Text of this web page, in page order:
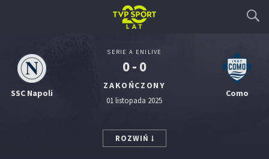
SSC Napoli
SERIE A ENILIVE
0 - 0
ZAKOŃCZONY
01 listopada 2025
Como
ROZWIŃ